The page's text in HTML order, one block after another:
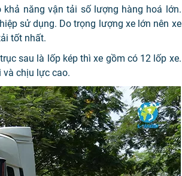
năng vận tải số lượng hàng hoá lớn.
sử dụng. Do trọng lượng xe lớn nên xe
tốt nhất.
sau là lốp kép thì xe gồm có 12 lốp xe.
và chịu lực cao.